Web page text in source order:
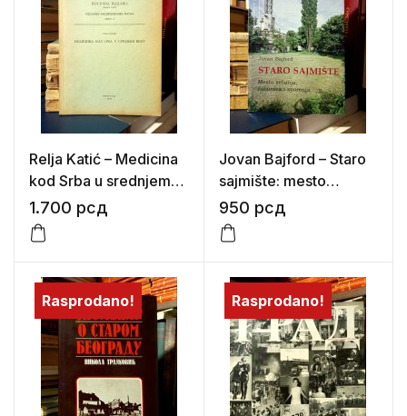
Relja Katić – Medicina
kod Srba u srednjem
veku
1.700 рсд
Jovan Bajford – Staro
sajmište: mesto
sećanja, zaborava i
sporenja
950 рсд
Rasprodano! Rasprodano!